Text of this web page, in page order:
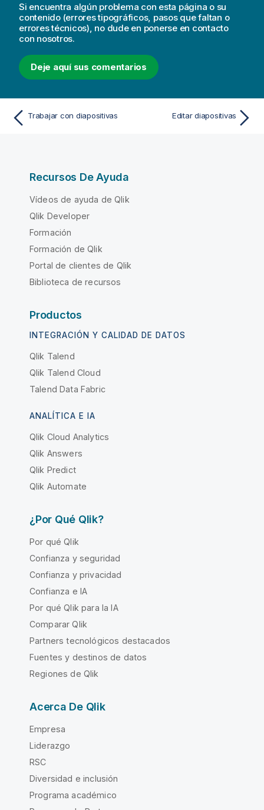
Si encuentra algún problema con esta página o su
contenido (errores tipográficos, pasos que faltan o
errores técnicos), no dude en ponerse en contacto
con nosotros.
Deje aquí sus comentarios
Trabajar con diapositivas Editar diapositivas
Recursos De Ayuda
Vídeos de ayuda de Qlik
Qlik Developer
Formación
Formación de Qlik
Portal de clientes de Qlik
Biblioteca de recursos
Productos
INTEGRACIÓN Y CALIDAD DE DATOS
Qlik Talend
Qlik Talend Cloud
Talend Data Fabric
ANALÍTICA E IA
Qlik Cloud Analytics
Qlik Answers
Qlik Predict
Qlik Automate
¿Por Qué Qlik?
Por qué Qlik
Confianza y seguridad
Confianza y privacidad
Confianza e IA
Por qué Qlik para la IA
Comparar Qlik
Partners tecnológicos destacados
Fuentes y destinos de datos
Regiones de Qlik
Acerca De Qlik
Empresa
Liderazgo
RSC
Diversidad e inclusión
Programa académico